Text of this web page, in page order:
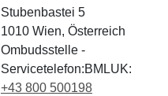
Stubenbastei 5
1010 Wien, Österreich
Ombudsstelle -
Servicetelefon:BMLUK:
+43 800 500198